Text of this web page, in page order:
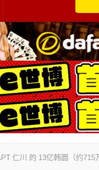
仁川 的 13亿韩圆（约